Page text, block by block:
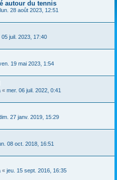
autour du tennis
lun. 28 août 2023, 12:51
05 juil. 2023, 17:40
19 mai 2023, 1:54
« mer. 06 juil. 2022, 0:41
27 janv. 2019, 15:29
08 oct. 2018, 16:51
« jeu. 15 sept. 2016, 16:35